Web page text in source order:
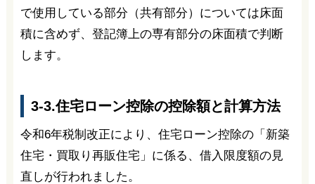
で使用している部分（共有部分）については床面
積に含めず、登記簿上の専有部分の床面積で判断
します。
3-3.住宅ローン控除の控除額と計算方法
令和6年税制改正により、住宅ローン控除の「新築
住宅・買取り再販住宅」に係る、借入限度額の見
直しが行われました。